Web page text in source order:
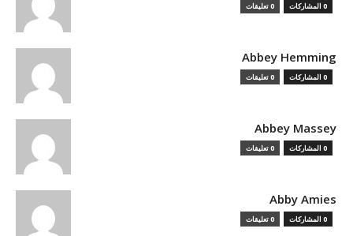
0 المشاركات 0 تعليقات
Abbey Hemming
0 المشاركات 0 تعليقات
Abbey Massey
0 المشاركات 0 تعليقات
Abby Amies
0 المشاركات 0 تعليقات